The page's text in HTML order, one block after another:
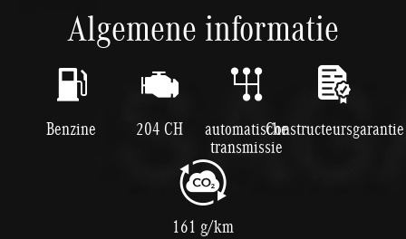
Algemene informatie
Benzine 204 CH automatische
transmissie
Constructeursgarantie
161 g/km